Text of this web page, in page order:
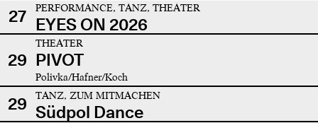
27 PERFORMANCE, TANZ, THEATER
EYES ON 2026
29
THEATER
PIVOT
Polivka/Hafner/Koch
29 TANZ, ZUM MITMACHEN
Südpol Dance